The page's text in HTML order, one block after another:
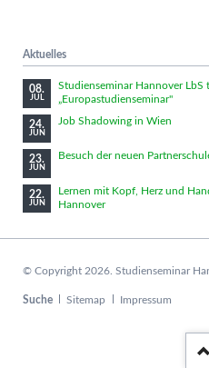
Aktuelles
08.
JUL
Studienseminar Hannover LbS
„Europastudienseminar"
24.
JUN
Job Shadowing in Wien
23.
JUN
Besuch der neuen
22.
JUN
Lernen mit Kopf, Herz und
Hannover
© Copyright 2026. Studienseminar
Navigation
Suche Sitemap Impressum